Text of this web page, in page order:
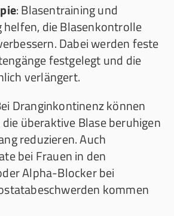
: Blasentraining und
die Blasenkontrolle
Dabei werden feste
festgelegt und die
verlängert.
Dranginkontinenz können
überaktive Blase beruhigen
reduzieren. Auch
bei Frauen in den
Alpha-Blocker bei
kommen